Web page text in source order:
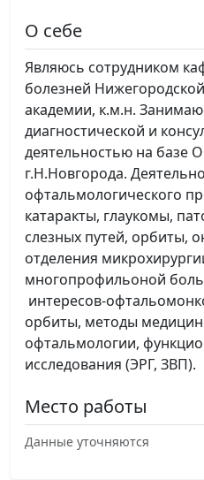
О себе
Являюсь сотрудником
болезней
академии, к.м.н.
диагностической и
деятельностью на базе
г.Н.Новгорода.
офтальмологического
катаракты, глаукомы,
слезных путей, орбиты,
отделения
многопрофильоной
интересов-
орбиты, методы
офтальмологии,
исследования (ЭРГ, ЗВП).
Место работы
Данные уточняются